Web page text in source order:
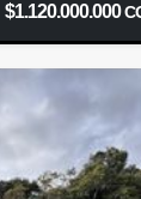
$1.120.000.000